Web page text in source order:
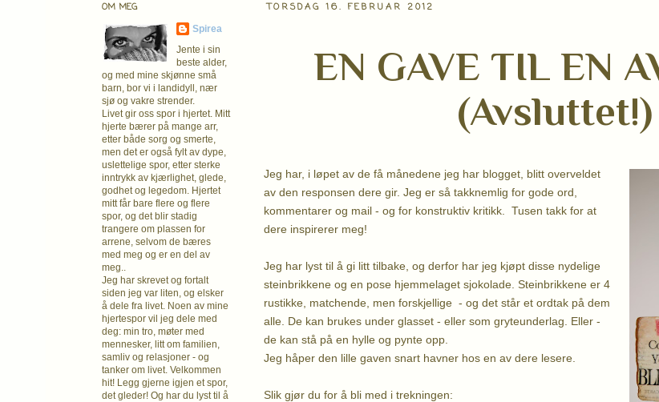
TORSDAG 16. FEBRUAR 2012
EN GAVE TIL EN
(Avsluttet!)
Jeg har, i løpet av de få månedene jeg har blogget, blitt overveldet
av den responsen dere gir. Jeg er så takknemlig for gode ord,
kommentarer og mail - og for konstruktiv kritikk. Tusen takk for at
dere inspirerer meg!
Jeg har lyst til å gi litt tilbake, og derfor har jeg kjøpt disse nydelige
steinbrikkene og en pose hjemmelaget sjokolade. Steinbrikkene er 4
rustikke, matchende, men forskjellige - og det står et ordtak på dem
alle. De kan brukes under glasset - eller som gryteunderlag. Eller -
de kan stå på en hylle og pynte opp.
Jeg håper den lille gaven snart havner hos en av dere lesere.
Slik gjør du for å bli med i trekningen:
OM MEG
Spirea
Jente i sin
beste alder,
og med mine skjønne små
barn, bor vi i landidyll, nær
sjø og vakre strender.
Livet gir oss spor i hjertet. Mitt
hjerte bærer på mange arr,
etter både sorg og smerte,
men det er også fylt av dype,
uslettelige spor, etter sterke
inntrykk av kjærlighet, glede,
godhet og legedom. Hjertet
mitt får bare flere og flere
spor, og det blir stadig
trangere om plassen for
arrene, selvom de bæres
med meg og er en del av
meg..
Jeg har skrevet og fortalt
siden jeg var liten, og elsker
å dele fra livet. Noen av mine
hjertespor vil jeg dele med
deg: min tro, møter med
mennesker, litt om familien,
samliv og relasjoner - og
tanker om livet. Velkommen
hit! Legg gjerne igjen et spor,
det gleder! Og har du lyst til å